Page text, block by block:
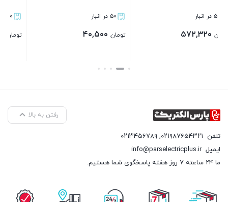
تومان۴۰,۵۰۰ تومان
رفتن به بالا
تلفن ۰۲۱۹۸۷۶۵۴۳۲۱, ۰۲۱۳۴۵۶۷۸۹
ایمیلinfo@parselectricplus.ir
ما ۲۴ ساعته ۷ روز هفته پاسخگوی شما هستیم.